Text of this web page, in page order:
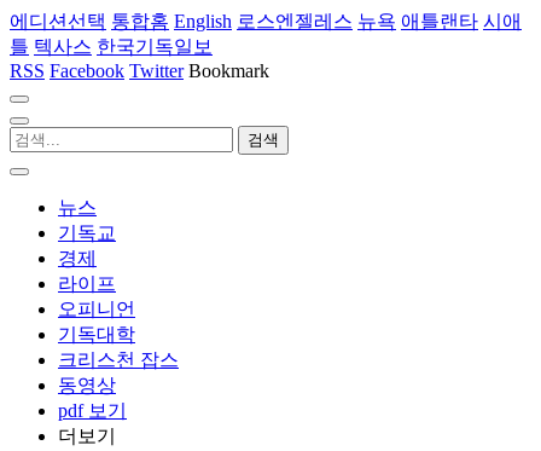
에디션선택 통합홈 English 로스엔젤레스 뉴욕 애틀랜타 시애
틀 텍사스 한국기독일보
RSS Facebook Twitter Bookmark
뉴스
기독교
경제
라이프
오피니언
기독대학
크리스천 잡스
동영상
pdf 보기
더보기